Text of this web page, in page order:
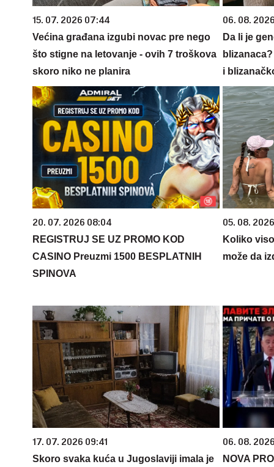
15. 07. 2026 07:44
Većina građana izgubi novac pre nego
što stigne na letovanje - ovih 7 troškova
skoro niko ne planira
06. 08.
Da li je
i
20. 07. 2026 08:04
REGISTRUJ SE UZ PROMO KOD
CASINO Preuzmi 1500 BESPLATNIH
SPINOVA
05. 08.
Koliko
može da
17. 07. 2026 09:41
Skoro svaka kuća u Jugoslaviji imala je
06. 08.
NOVA